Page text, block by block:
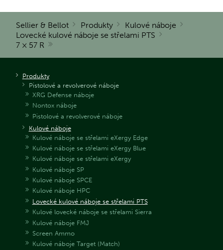
Sellier & Bellot Produkty
Kulové náboje
Lovecké kulové náboje se střelami PTS
7 × 57 R
Produkty
Pistolové a revolverové náboje
XRG Defense náboje
Nontox náboje
Pistolové a revolverové náboje
Kulové náboje
Kulové náboje se střelami eXergy Edge
Kulové náboje se střelami eXergy Blue
Kulové náboje se střelami eXergy
Kulové náboje SP
Kulové náboje SPCE
Kulové náboje HPC
Lovecké kulové náboje se střelami PTS
Kulové lovecké náboje se střelami Sierra
Kulové náboje FMJ
Screen Ammo
Kulové náboje Target (Match)